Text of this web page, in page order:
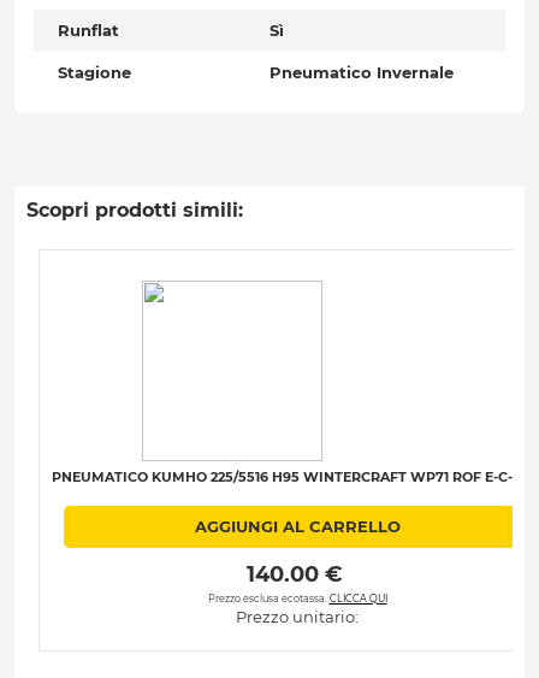
Runflat Sì
Stagione Pneumatico Invernale
Scopri prodotti simili:
PNEUMATICO KUMHO 225/5516 H95 WINTERCRAFT WP71 ROF E-C-B-
AGGIUNGI AL CARRELLO
140.00 €
Prezzo esclusa ecotassa. CLICCA QUI
Prezzo unitario: